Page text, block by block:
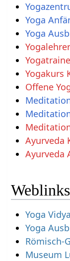
Yoga
Yoga
Yogakurs
Offene
Ayurveda
Ayurveda
Weblinks
Yoga
Yoga
Römisch-
Museum